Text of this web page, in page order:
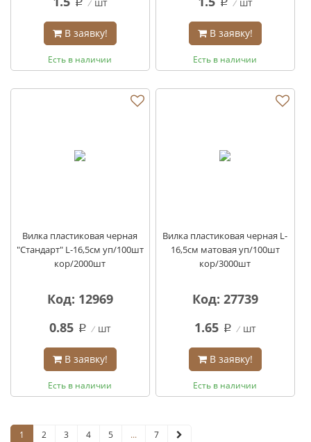
В заявку!
Есть в наличии
В заявку!
Есть в наличии
Вилка пластиковая черная
"Стандарт" L-16,5см уп/100шт
кор/2000шт
Код: 12969
0.85 q шт
В заявку!
Есть в наличии
Вилка пластиковая черная L-
16,5см матовая уп/100шт
кор/3000шт
Код: 27739
1.65 q шт
В заявку!
Есть в наличии
1 2 3 4 5 ... 7